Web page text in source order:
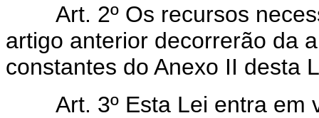
Art. 2º Os recursos
artigo anterior decorrerão da
constantes do Anexo II desta
Art. 3º Esta Lei entra em